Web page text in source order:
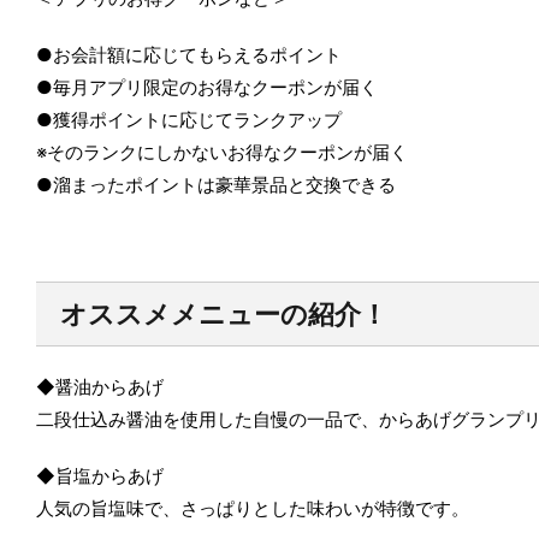
●お会計額に応じてもらえるポイント
●毎月アプリ限定のお得なクーポンが届く
●獲得ポイントに応じてランクアップ
※そのランクにしかないお得なクーポンが届く
●溜まったポイントは豪華景品と交換できる
オススメメニューの紹介！
◆醤油からあげ
二段仕込み醤油を使用した自慢の一品で、からあげグランプ
◆旨塩からあげ
人気の旨塩味で、さっぱりとした味わいが特徴です。